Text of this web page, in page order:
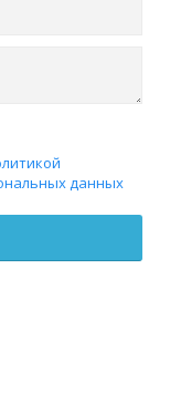
данных